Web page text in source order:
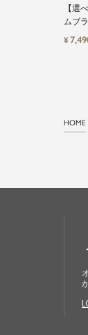
【選
ムブ
セッ
¥
HOME